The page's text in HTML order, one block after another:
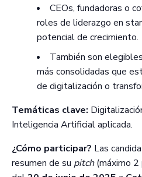
CEOs, fundadoras o
roles de liderazgo en
potencial de crecimiento.
También son
más consolidadas que
de digitalización o
Temáticas clave:
Inteligencia Artificial aplicada.
¿Cómo participar? Las
resumen de su pitch (máximo